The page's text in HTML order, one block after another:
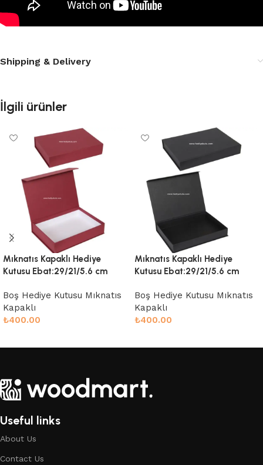
Shipping & Delivery
İlgili ürünler
Mıknatıs Kapaklı Hediye
Kutusu Ebat:29/21/5.6 cm
Boş Hediye Kutusu Mıknatıs
Kapaklı
₺400.00
Mıknatıs Kapaklı Hediye
Kutusu Ebat:29/21/5.6 cm
Boş Hediye Kutusu Mıknatıs
Kapaklı
₺400.00
Useful links
About Us
Contact Us